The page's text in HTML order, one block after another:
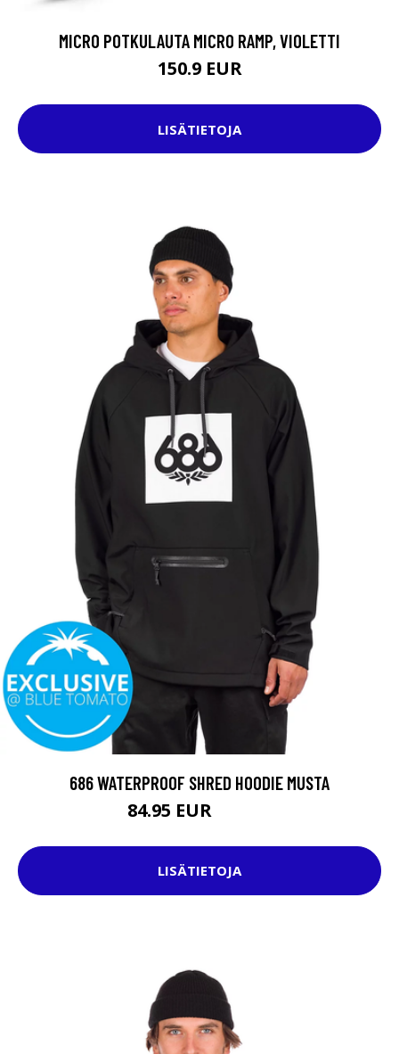
MICRO POTKULAUTA MICRO RAMP, VIOLETTI
150.9 EUR
LISÄTIETOJA
686 WATERPROOF SHRED HOODIE MUSTA
84.95 EUR
LISÄTIETOJA